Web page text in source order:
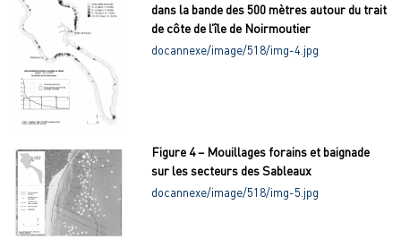
dans la bande des 500 mètres autour du trait
de côte de l’île de Noirmoutier
docannexe/image/518/img-4.jpg
Figure 4 – Mouillages forains et baignade
sur les secteurs des Sableaux
docannexe/image/518/img-5.jpg